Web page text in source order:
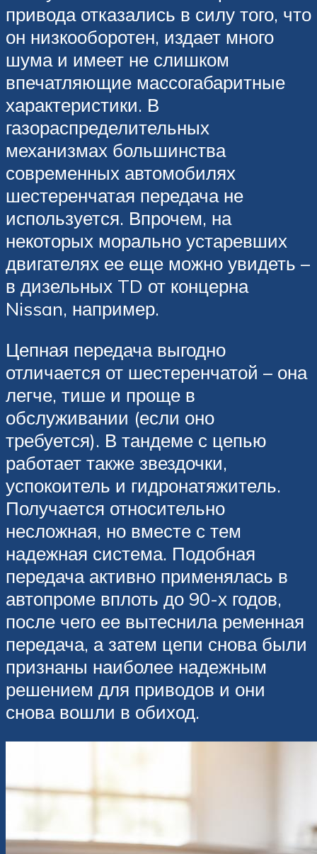
привода отказались в силу того, что
он низкооборотен, издает много
шума и имеет не слишком
впечатляющие массогабаритные
характеристики. В
газораспределительных
механизмах большинства
современных автомобилях
шестеренчатая передача не
используется. Впрочем, на
некоторых морально устаревших
двигателях ее еще можно увидеть –
в дизельных TD от концерна
Nissan, например.
Цепная передача выгодно
отличается от шестеренчатой – она
легче, тише и проще в
обслуживании (если оно
требуется). В тандеме с цепью
работает также звездочки,
успокоитель и гидронатяжитель.
Получается относительно
несложная, но вместе с тем
надежная система. Подобная
передача активно применялась в
автопроме вплоть до 90-х годов,
после чего ее вытеснила ременная
передача, а затем цепи снова были
признаны наиболее надежным
решением для приводов и они
снова вошли в обиход.